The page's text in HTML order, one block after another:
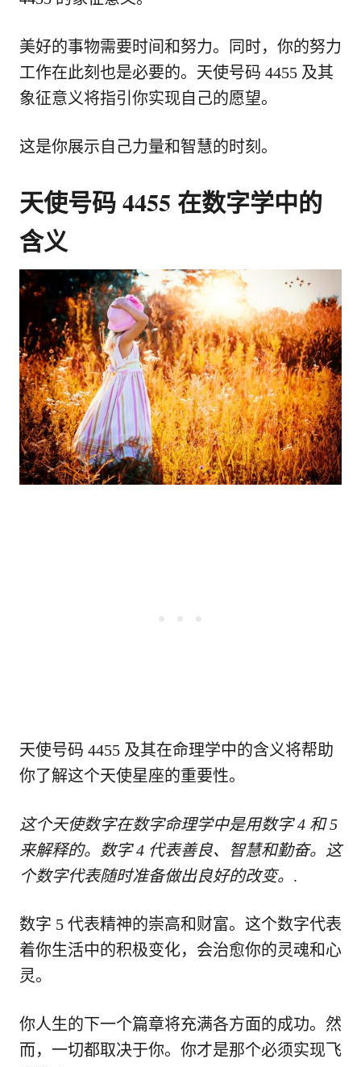
美好的事物需要时间和努力。同时，你的努力
工作在此刻也是必要的。天使号码 4455 及其
象征意义将指引你实现自己的愿望。
这是你展示自己力量和智慧的时刻。
天使号码 4455 在数字学中的
含义
天使号码 4455 及其在命理学中的含义将帮助
你了解这个天使星座的重要性。
这个天使数字在数字命理学中是用数字 4 和 5
来解释的。数字 4 代表善良、智慧和勤奋。这
个数字代表随时准备做出良好的改变。 .
数字 5 代表精神的崇高和财富。这个数字代表
着你生活中的积极变化，会治愈你的灵魂和心
灵。
你人生的下一个篇章将充满各方面的成功。然
而，一切都取决于你。你才是那个必须实现飞